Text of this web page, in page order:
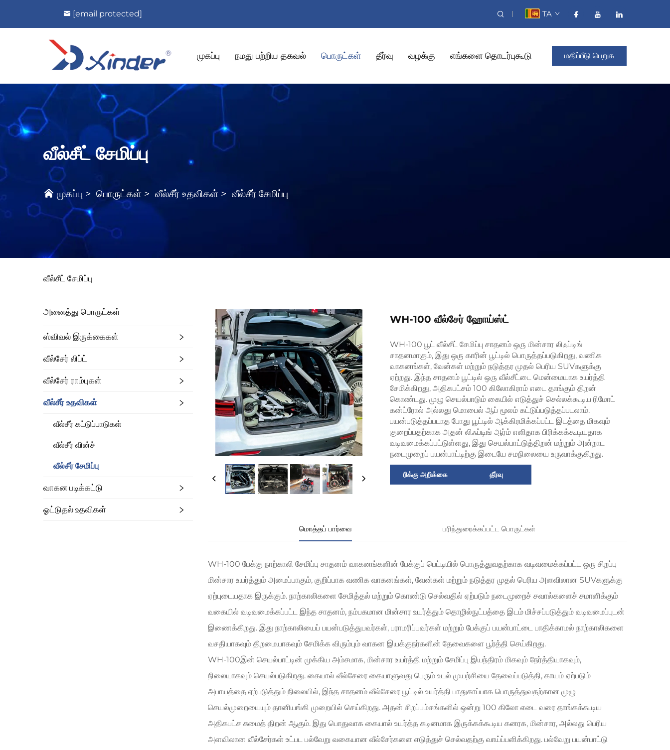
[email protected] TA
முகப்பு நமது பற்றிய தகவல் பொருட்கள் தீர்வு வழக்கு எங்களை தொடர்புகூடு மதிப்பீடு பெறுக
வீல்சீட் சேமிப்பு
முகப்பு > பொருட்கள் > வீல்சீர் உதவிகள் > வீல்சீர் சேமிப்பு
வீல்சீட் சேமிப்பு
அனைத்து பொருட்கள்
ஸ்விவல் இருக்கைகள்
வீல்சேர் லிப்ட்
வீல்சேர் ராம்புகள்
வீல்சீர் உதவிகள்
வீல்சீர் கட்டுப்பாடுகள்
வீல்சீர் வின்ச்
வீல்சீர் சேமிப்பு
வாகன படிக்கட்டு
ஓட்டுதல் உதவிகள்
WH-100 வீல்சேர் ஹோய்ஸ்ட்
WH-100 பூட் வீல்சீட் சேமிப்பு சாதனம் ஒரு மின்சார லிஃப்டிங்
சாதனமாகும், இது ஒரு காரின் பூட்டில் பொருத்தப்படுகிறது, வணிக
வாகனங்கள், வேன்கள் மற்றும் நடுத்தர முதல் பெரிய SUVகளுக்கு
ஏற்றது. இந்த சாதனம் பூட்டில் ஒரு வீல்சீட்டை மென்மையாக உயர்த்தி
சேமிக்கிறது, அதிகபட்சம் 100 கிலோகிராம் எடை தாங்கும் திறன்
கொண்டது. முழு செயல்பாடும் கையில் எடுத்துச் செல்லக்கூடிய ரிமோட்
கன்ட்ரோல் அல்லது மொபைல் ஆப் மூலம் கட்டுப்படுத்தப்படலாம்.
பயன்படுத்தப்படாத போது பூட்டில் ஆக்கிரமிக்கப்பட்ட இடத்தை மிகவும்
குறைப்பதற்காக அதன் லிஃப்டிங் ஆர்ம் எளிதாக பிரிக்கக்கூடியதாக
வடிவமைக்கப்பட்டுள்ளது, இது செயல்பாட்டுத்திறன் மற்றும் அன்றாட
நடைமுறைப் பயன்பாட்டிற்கு இடையே சமநிலையை உருவாக்குகிறது.
ரிக்கு அறிக்கை தீர்வு
மொத்தப் பார்வை பரிந்துரைக்கப்பட்ட பொருட்கள்
WH-100 பேக்கு நாற்காலி சேமிப்பு சாதனம் வாகனங்களின் பேக்குப் பெட்டியில் பொருத்துவதற்காக வடிவமைக்கப்பட்ட ஒரு சிறப்பு
மின்சார உயர்த்தும் அமைப்பாகும், குறிப்பாக வணிக வாகனங்கள், வேன்கள் மற்றும் நடுத்தர முதல் பெரிய அளவிலான SUVகளுக்கு
ஏற்புடையதாக இருக்கும். நாற்காலிகளை சேமித்தல் மற்றும் கொண்டு செல்வதில் ஏற்படும் நடைமுறைச் சவால்களைச் சமாளிக்கும்
வகையில் வடிவமைக்கப்பட்ட இந்த சாதனம், நம்பகமான மின்சார உயர்த்தும் தொழில்நுட்பத்தை இடம் மிச்சப்படுத்தும் வடிவமைப்புடன்
இணைக்கிறது. இது நாற்காலியைப் பயன்படுத்துபவர்கள், பராமரிப்பவர்கள் மற்றும் பேக்குப் பயன்பாட்டை பாதிக்காமல் நாற்காலிகளை
வசதியாகவும் திறமையாகவும் சேமிக்க விரும்பும் வாகன இயக்குநர்களின் தேவைகளை பூர்த்தி செய்கிறது.
WH-100இன் செயல்பாட்டின் முக்கிய அம்சமாக, மின்சார உயர்த்தி மற்றும் சேமிப்பு இயந்திரம் மிகவும் நேர்த்தியாகவும்,
நிலையாகவும் செயல்படுகிறது. கையால் வீல்சேரை கையாளுவது பெரும் உடல் முயற்சியை தேவைப்படுத்தி, காயம் ஏற்படும்
அபாயத்தை ஏற்படுத்தும் நிலையில், இந்த சாதனம் வீல்சேரை பூட்டில் உயர்த்தி பாதுகாப்பாக பொருத்துவதற்கான முழு
செயல்முறையையும் தானியங்கி முறையில் செய்கிறது. அதன் சிறப்பம்சங்களில் ஒன்று 100 கிலோ எடை வரை தாங்கக்கூடிய
அதிகபட்ச சுமைத் திறன் ஆகும். இது பொதுவாக கையால் உயர்த்த கடினமாக இருக்கக்கூடிய கனரக, மின்சார, அல்லது பெரிய
அளவிலான வீல்சேர்கள் உட்பட பல்வேறு வகையான வீல்சேர்களை எடுத்துச் செல்வதற்கு வாய்ப்பளிக்கிறது. பல்வேறு பயன்பாட்டு